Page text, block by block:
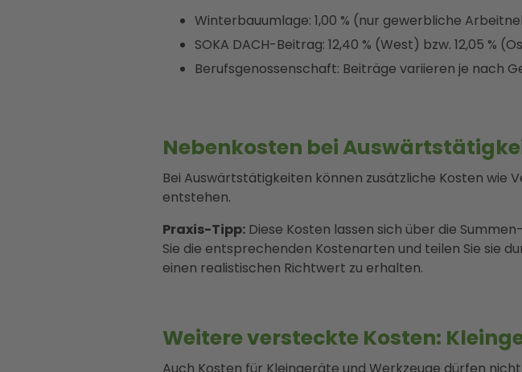
Winterbauumlage: 1,00 % (nur gewerbliche
SOKA DACH-Beitrag: 12,40 % (West) bzw. 12,05
Berufsgenossenschaft: Beiträge variieren je nach
Nebenkosten bei
Bei Auswärtstätigkeiten können zusätzliche Kosten wie
entstehen.
Praxis-Tipp: Diese Kosten lassen sich über die
Sie die entsprechenden Kostenarten und teilen Sie sie
einen realistischen Richtwert zu erhalten.
Weitere versteckte Kosten: